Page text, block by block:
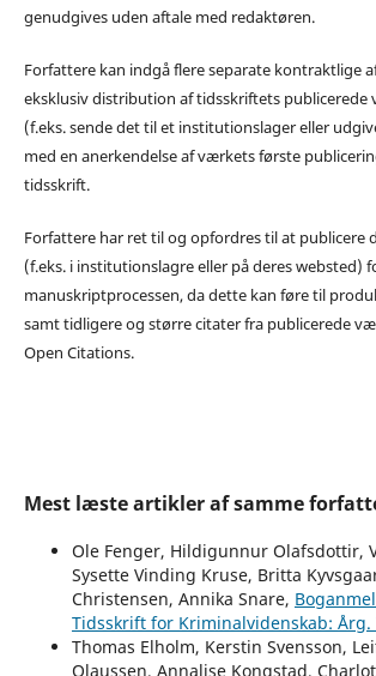
genudgives uden aftale med redaktøren.
Forfattere kan indgå flere separate kontraktlige
eksklusiv distribution af tidsskriftets publicerede
(f.eks. sende det til et institutionslager eller
med en anerkendelse af værkets første
tidsskrift.
Forfattere har ret til og opfordres til at publicere
(f.eks. i institutionslagre eller på deres websted)
manuskriptprocessen, da dette kan føre til
samt tidligere og større citater fra publicerede
Open Citations.
Mest læste artikler af samme
Ole Fenger, Hildigunnur Olafsdottir,
Sysette Vinding Kruse, Britta
Christensen, Annika Snare,
Tidsskrift for Kriminalvidenskab: Årg.
Thomas Elholm, Kerstin Svensson,
Olaussen, Annalise Kongstad,